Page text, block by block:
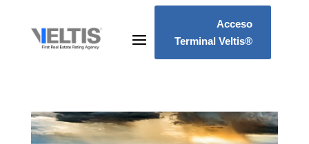
Acceso
Terminal Veltis®